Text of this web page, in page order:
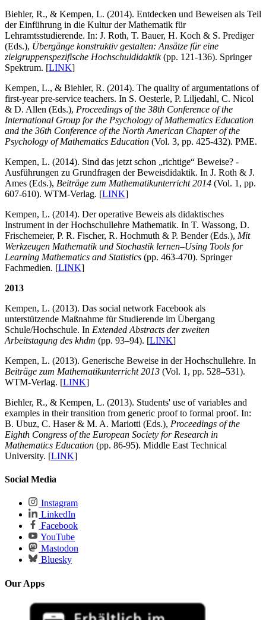
Biehler, R., & Kempen, L. (2014). Entdecken und Beweisen als Teil
der Einführung in die Kultur der Mathematik für
Lehramtsstudierende. In: J. Roth, T. Bauer, H. Koch & S. Prediger
(Eds.), Übergänge konstruktiv gestalten: Ansätze für eine
zielgruppenspezifische Hochschuldidaktik(pp. 121-136). Springer
Spektrum. [LINK]
Kempen, L., & Biehler, R. (2014). The quality of argumentations of
first-year pre-service teachers. In S. Oesterle, P. Liljedahl, C. Nicol
& D. Allen (Eds.), Proceedings of the 38th Conference of the
International Group for the Psychology of Mathematics Education
and the 36th Conference of the North American Chapter of the
Psychology of Mathematics Education (Vol. 3, pp. 425-432). PME.
Kempen, L. (2014). Sind das jetzt schon „richtige“ Beweise? -
Ausführungen zu Grundfragen der Beweisdidaktik. In J. Roth & J.
Ames (Eds.), Beiträge zum Mathematikunterricht 2014 (Vol. 1, pp.
607-610). WTM-Verlag. [LINK]
Kempen, L. (2014). Der operative Beweis als didaktisches
Instrument in der Hochschullehre Mathematik. In T. Wassong, D.
Frischemeier, P. R. Fischer, R. Hochmuth & P. Bender (Eds.), Mit
Werkzeugen Mathematik und Stochastik lernen–Using Tools for
Learning Mathematics and Statistics (pp. 463-470). Springer
Fachmedien. [LINK]
2013
Kempen, L. (2013). Das social network Facebook als
unterstützende Maßnahme für Studierende im Übergang
Schule/Hochschule. In Extended Abstracts der zweiten
Arbeitstagung des khdm (pp. 93–94). [LINK]
Kempen, L. (2013). Generische Beweise in der Hochschullehre. In
Beiträge zum Mathematikunterricht 2013 (Vol. 1, pp. 528–531).
WTM-Verlag. [LINK]
Biehler, R., & Kempen, L. (2013). Students' use of variables and
examples in their transition from generic proof to formal proof. In:
B. Ubuz, C. Haser & M. A. Mariotti (Eds.), Proceedings of the
Eighth Congress of the European Society for Research in
Mathematics Education (pp. 86-95). Middle East Technical
University. [LINK]
Social Media
Instagram
LinkedIn
Facebook
YouTube
Mastodon
Bluesky
Our Apps